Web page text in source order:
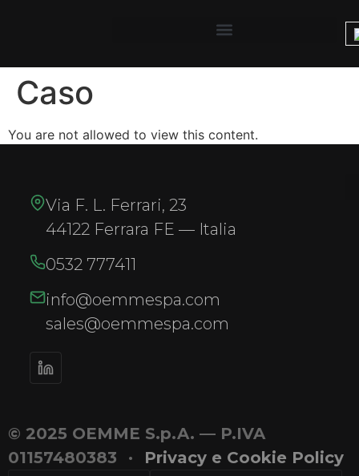
Caso
You are not allowed to view this content.
Via F. L. Ferrari, 23
44122 Ferrara FE — Italia
0532 777411
info@oemmespa.com
sales@oemmespa.com
© 2025 OEMME S.p.A. — P.IVA
01157480383
· Privacy e Cookie Policy